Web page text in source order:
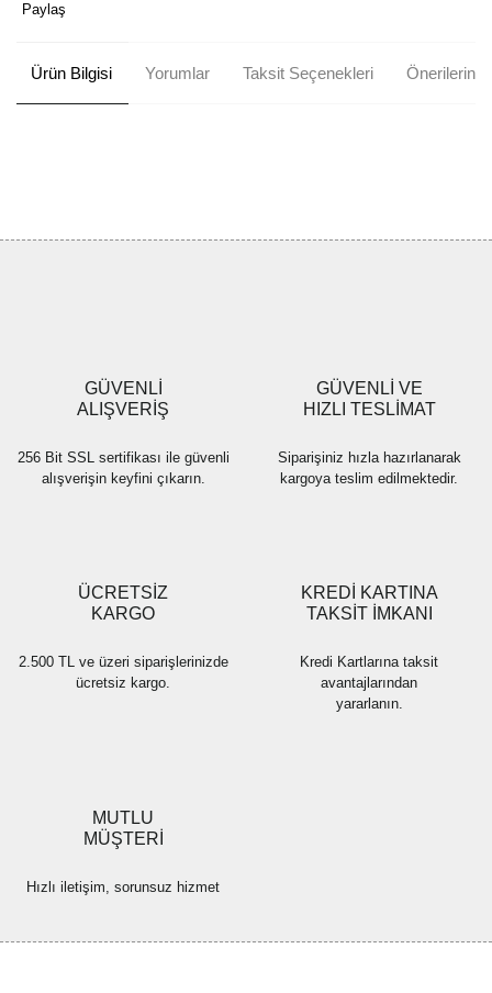
Paylaş
Ürün Bilgisi Yorumlar Taksit Seçenekleri Önerileriniz
Ürün fiyatı diğer sitelerden daha pahalı.
Bu ürüne benzer farklı alternatifler olmalı.
GÜVENLİ
ALIŞVERİŞ
256 Bit SSL sertifikası ile güvenli
alışverişin keyfini çıkarın.
GÜVENLİ VE
HIZLI TESLİMAT
Siparişiniz hızla hazırlanarak
kargoya teslim edilmektedir.
ÜCRETSİZ
KARGO
2.500 TL ve üzeri siparişlerinizde
ücretsiz kargo.
KREDİ KARTINA
TAKSİT İMKANI
Kredi Kartlarına taksit
avantajlarından
yararlanın.
MUTLU
MÜŞTERİ
Hızlı iletişim, sorunsuz hizmet